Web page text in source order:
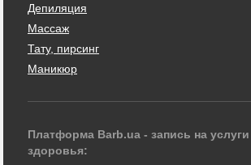
Депиляция
Массаж
Тату, пирсинг
Маникюр
Платформа Barb.ua - запись на
здоровья: